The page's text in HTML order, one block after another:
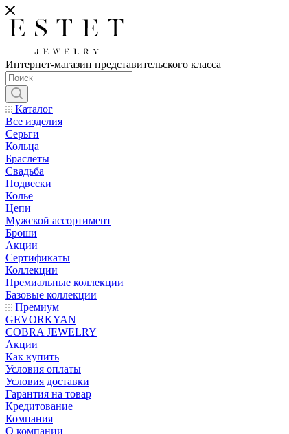
Интернет-магазин представительского класса
Каталог
Все изделия
Серьги
Кольца
Браслеты
Свадьба
Подвески
Колье
Цепи
Мужской ассортимент
Броши
Акции
Сертификаты
Коллекции
Премиальные коллекции
Базовые коллекции
Премиум
GEVORKYAN
COBRA JEWELRY
Акции
Как купить
Условия оплаты
Условия доставки
Гарантия на товар
Кредитование
Компания
О компании